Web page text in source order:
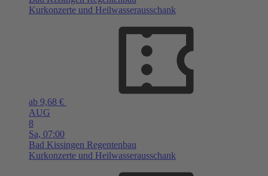
Kurkonzerte und Heilwasserausschank
ab 9,68 €
AUG
8
Sa, 07:00
Bad Kissingen Regentenbau
Kurkonzerte und Heilwasserausschank